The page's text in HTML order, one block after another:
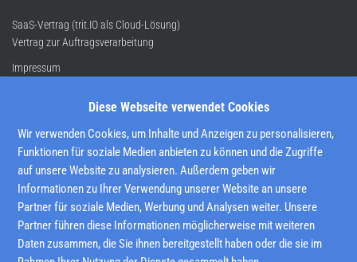
SaaS-Vertrag (trit.IO als Cloud-Lösung)
Vertrag zur Auftragsverarbeitung
Impressum
Anfahrt
Unser Büro befindet sich im Münchener Osten direkt an der Ausfahrt der A94,
bzw. zwischen den S-Bahn-Haltestellen Leuchtenbergring und Berg am Laim
(Linien S2, S4, S6 und S8).
Diese Webseite verwendet Cookies
Wir verwenden Cookies, um Inhalte und Anzeigen zu personalisieren,
Funktionen für soziale Medien anbieten zu können und die Zugriffe
auf unsere Website zu analysieren. Außerdem geben wir
Informationen zu Ihrer Verwendung unserer Website an unsere
Partner für soziale Medien, Werbung und Analysen weiter. Unsere
Partner führen diese Informationen möglicherweise mit weiteren
Daten zusammen, die Sie ihnen bereitgestellt haben oder die sie im